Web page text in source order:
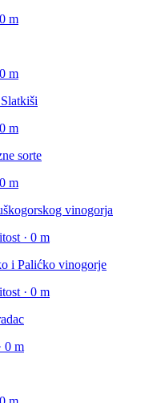
m
m
m
sorte
m
vinogorja
· 0 m
i Palićko vinogorje
· 0 m
0 m